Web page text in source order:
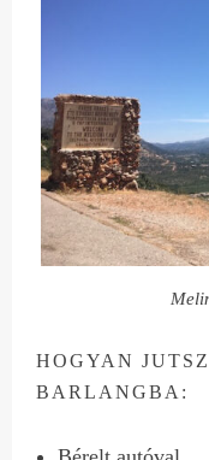
HOGYAN
BARLANGBA: